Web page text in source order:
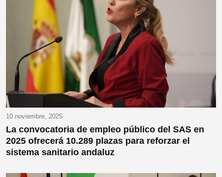
10 noviembre, 2025
La convocatoria de empleo público del SAS en
2025 ofrecerá 10.289 plazas para reforzar el
sistema sanitario andaluz